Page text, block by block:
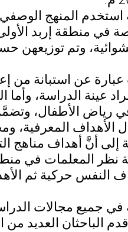
استخدم المنهج
وتم توزيعهن
عبارة عن استبانة
الأهداف المعرفية،
إلى أنَّ أهداف مناهج
المعلمات في منطقة
النفس حركية ثم
في جميع مجالات
الباحثان العديد